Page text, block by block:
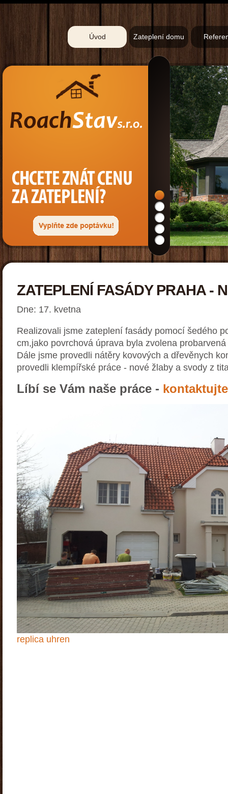
Úvod Zateplení domu
ZATEPLENÍ FASÁDY PRAHA -
Dne: 17. kvetna
Realizovali jsme zateplení fasády pomocí šedého
cm,jako povrchová úprava byla zvolena
Dále jsme provedli nátěry kovových a dřevěnych
provedli klempířské práce - nové žlaby a svody z
Líbí se Vám naše práce -
replica uhren